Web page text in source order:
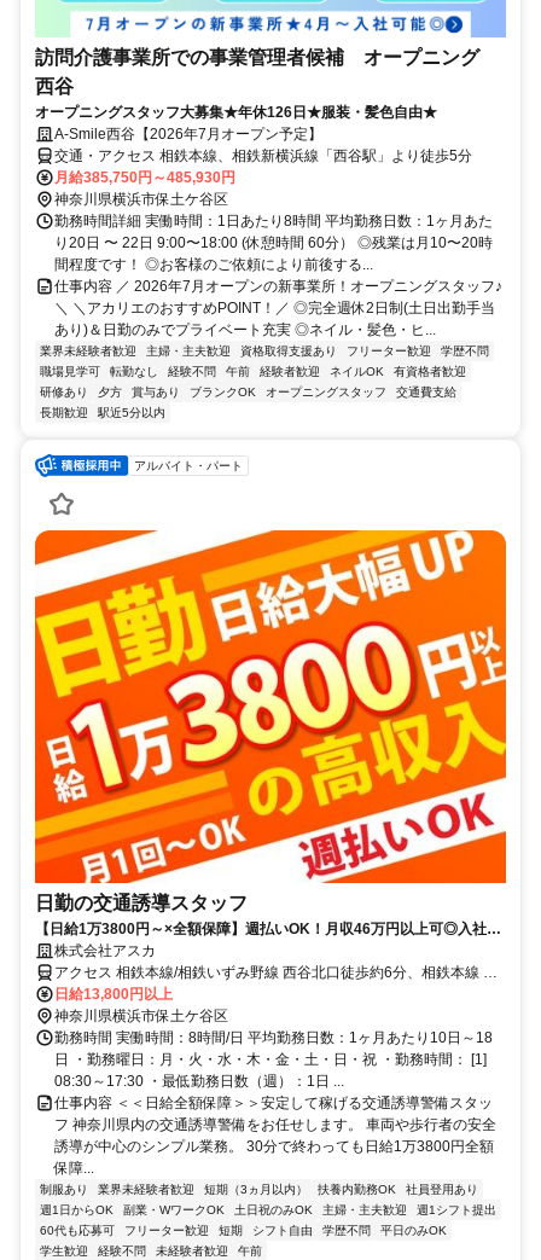
訪問介護事業所での事業管理者候補 オープニング
西谷
オープニングスタッフ大募集★年休126日★服装・髪色自由★
A-Smile西谷【2026年7月オープン予定】
交通・アクセス 相鉄本線、相鉄新横浜線「西谷駅」より徒歩5分
月給385,750円～485,930円
神奈川県横浜市保土ケ谷区
勤務時間詳細 実働時間：1日あたり8時間 平均勤務日数：1ヶ月あた
り20日 〜 22日 9:00〜18:00 (休憩時間 60分） ◎残業は月10〜20時
間程度です！ ◎お客様のご依頼により前後する...
仕事内容 ／ 2026年7月オープンの新事業所！オープニングスタッフ♪
＼ ＼アカリエのおすすめPOINT！／ ◎完全週休2日制(土日出勤手当
あり)＆日勤のみでプライベート充実 ◎ネイル・髪色・ヒ...
業界未経験者歓迎 主婦・主夫歓迎 資格取得支援あり フリーター歓迎
学歴不問
職場見学可
転勤なし 経験不問 午前 経験者歓迎 ネイルOK
有資格者歓迎
研修あり
夕方 賞与あり ブランクOK オープニングスタッフ
交通費支給
長期歓迎
駅近5分以内
アルバイト・パート
日勤の交通誘導スタッフ
【日給1万3800円～×全額保障】週払いOK！月収46万円以上可◎入社祝
い金あり！月1日～自由シフト！＜短期OK・長期OK＞＜150名大募集＞
株式会社アスカ
アクセス 相鉄本線/相鉄いずみ野線 西谷北口徒歩約6分、相鉄本線 上
星川南口徒歩約18分、ＪＲ相鉄直通線/ＪＲ横須賀線 羽沢横浜国大徒
歩約26分 ＜現場＞西谷駅周辺、等★直行直帰OK
日給13,800円以上
神奈川県横浜市保土ケ谷区
勤務時間 実働時間：8時間/日 平均勤務日数：1ヶ月あたり10日～18
日 ・勤務曜日：月・火・水・木・金・土・日・祝 ・勤務時間： [1]
08:30～17:30 ・最低勤務日数（週）：1日 ...
仕事内容 ＜＜日給全額保障＞＞安定して稼げる交通誘導警備スタッ
フ 神奈川県内の交通誘導警備をお任せします。 車両や歩行者の安全
誘導が中心のシンプル業務。 30分で終わっても日給1万3800円全額
保障...
制服あり 業界未経験者歓迎 短期（3ヵ月以内） 扶養内勤務OK
社員登用あり
週1日からOK
副業・WワークOK 土日祝のみOK 主婦・主夫歓迎
週1シフト提出
60代も応募可
フリーター歓迎 短期 シフト自由 学歴不問
平日のみOK
学生歓迎
経験不問 未経験者歓迎 午前